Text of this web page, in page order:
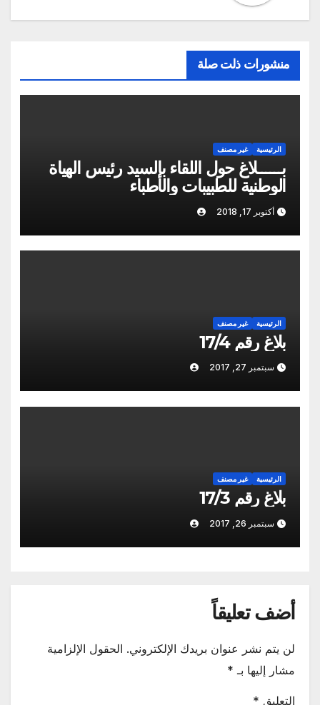
منشورات ذلت صلة
الرئيسية غير مصنف
بــــــلاغ حول اللقاء بالسيد رئيس الهياة
الوطنية للطبيبات والأطباء
أكتوبر 17, 2018
الرئيسية غير مصنف
بلاغ رقم 17/4
سبتمبر 27, 2017
الرئيسية غير مصنف
بلاغ رقم 17/3
سبتمبر 26, 2017
أضف تعليقاً
لن يتم نشر عنوان بريدك الإلكتروني. الحقول الإلزامية
مشار إليها بـ *
التعليق *